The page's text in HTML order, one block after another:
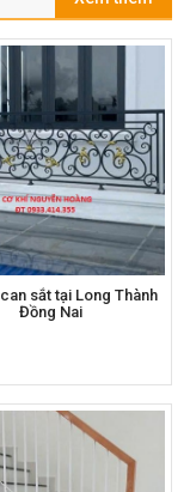
sắt tại Long Thành
Đồng Nai